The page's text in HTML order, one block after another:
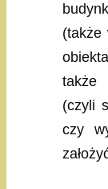
(także
także
(czyli
czy